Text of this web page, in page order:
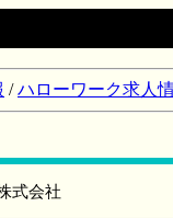
/ハローワーク求人
式会社